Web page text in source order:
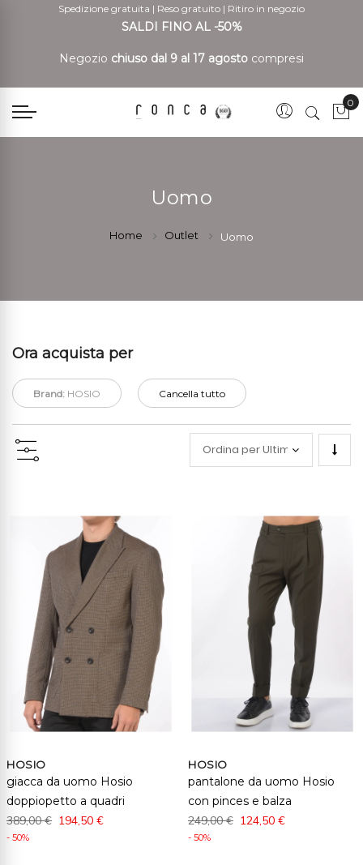
Spedizione gratuita | Reso gratuito | Ritiro in negozio
SALDI FINO AL -50%
Negozio chiuso dal 9 al 17 agosto compresi
0
Uomo
Home Outlet Uomo
Ora acquista per
Brand: HOSIO Cancella tutto
HOSIO
giacca da uomo Hosio
doppiopetto a quadri
389,00 € 194,50 €
- 50%
HOSIO
pantalone da uomo Hosio
con pinces e balza
249,00 € 124,50 €
- 50%